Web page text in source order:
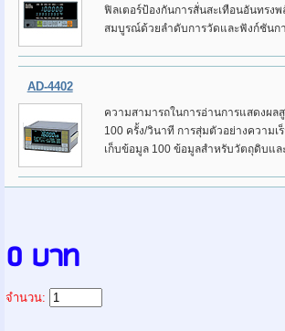
ฟิลเตอร์ป้องกันการสั่นสะเทือนอันทรง
สมบูรณ์ด้วยลำดับการวัดและฟังก์ชันก
AD-4402
ความสามารถในการอ่านการแสดงผล
100 ครั้ง/วินาที การสุ่มตัวอย่างความเ
เก็บข้อมูล 100 ข้อมูลสำหรับวัตถุดิบแ
0 บาท
จำนวน: